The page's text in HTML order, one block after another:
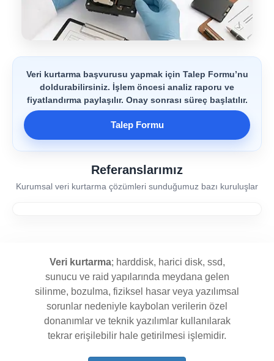
Veri kurtarma başvurusu yapmak için Talep Formu’nu
doldurabilirsiniz. İşlem öncesi analiz raporu ve
fiyatlandırma paylaşılır. Onay sonrası süreç başlatılır.
Talep Formu
Referanslarımız
Kurumsal veri kurtarma çözümleri sunduğumuz bazı kuruluşlar
Veri kurtarma; harddisk, harici disk, ssd,
sunucu ve raid yapılarında meydana gelen
silinme, bozulma, fiziksel hasar veya yazılımsal
sorunlar nedeniyle kaybolan verilerin özel
donanımlar ve teknik yazılımlar kullanılarak
tekrar erişilebilir hale getirilmesi işlemidir.